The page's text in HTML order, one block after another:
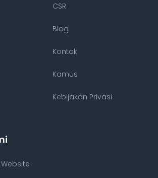
CSR
Blog
Kontak
Kamus
Kebijakan Privasi